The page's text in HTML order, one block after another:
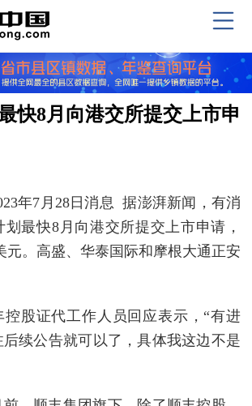
快8月向港交所提交上市申
年7月28日消息 据澎湃新闻，有消
最快8月向港交所提交上市申请，
元。高盛、华泰国际和摩根大通正安
控股证代工作人员回应表示，“有进
续公告就可以了，具体我这边不是